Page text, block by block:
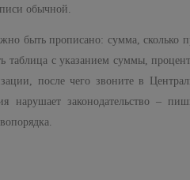
обычной.
быть прописано: сумма, сколько
таблица с указанием суммы,
после чего звоните в
законодательство –